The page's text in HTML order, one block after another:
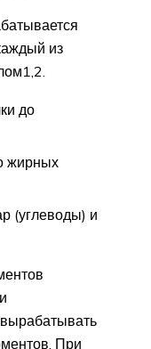
из
до
жирных
(углеводы) и
При